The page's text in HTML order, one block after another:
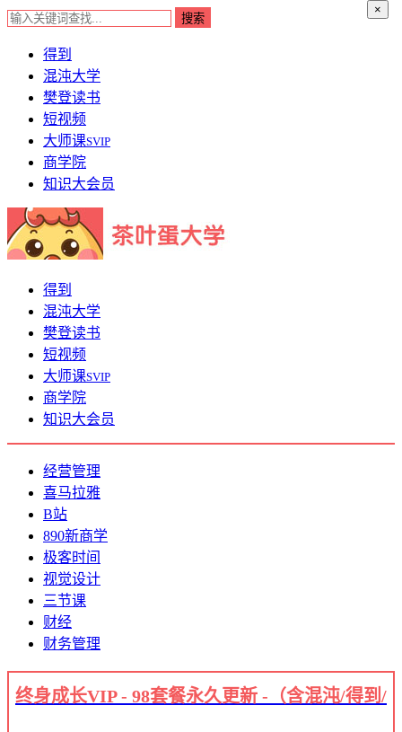
×
得到
混沌大学
樊登读书
短视频
大师课SVIP
商学院
知识大会员
得到
混沌大学
樊登读书
短视频
大师课SVIP
商学院
知识大会员
经营管理
喜马拉雅
B站
890新商学
极客时间
视觉设计
三节课
财经
财务管理
终身成长VIP - 98套餐永久更新 -（含混沌/得到/